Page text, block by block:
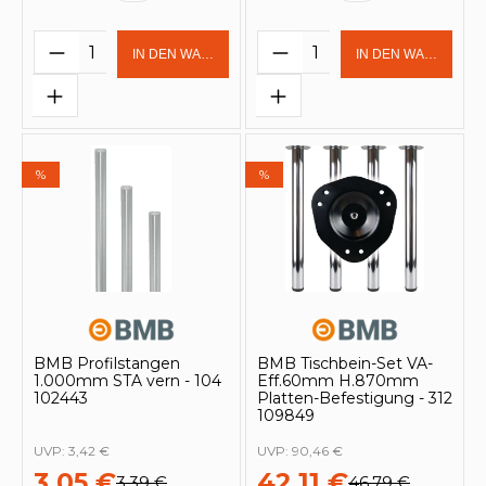
Produkt Anzahl: Gib den
IN DEN WARENKORB Produkt Anzahl:
IN DEN
%
BMB Profilstangen
1.000mm STA vern - 104
102443
3,39 €
UVP: 3,42 €
%
BMB Tischbein-Set VA-
Eff.60mm H.870mm
Platten-Befestigung - 312
109849
46,79 €
UVP: 90,46 €